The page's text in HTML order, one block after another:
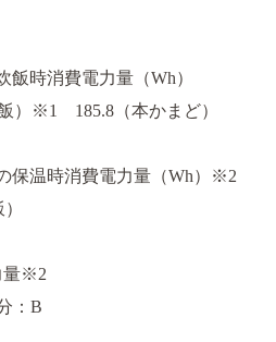
飯時消費電力量（Wh）
）※1 185.8（本かまど）
保温時消費電力量（Wh）※2
量※2
：B